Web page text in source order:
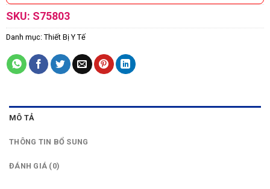
SKU: S75803
Danh mục: Thiết Bị Y Tế
MÔ TẢ
THÔNG TIN BỔ SUNG
ĐÁNH GIÁ (0)